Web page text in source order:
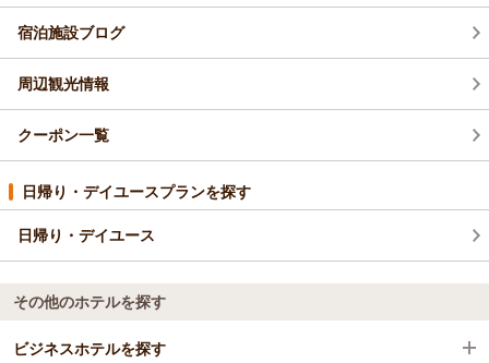
宿泊施設ブログ
周辺観光情報
クーポン一覧
日帰り・デイユースプランを探す
日帰り・デイユース
その他のホテルを探す
ビジネスホテルを探す